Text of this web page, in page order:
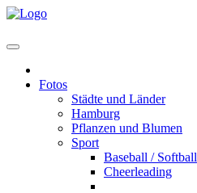
Fotos
Städte und Länder
Hamburg
Pflanzen und Blumen
Sport
Baseball / Softball
Cheerleading